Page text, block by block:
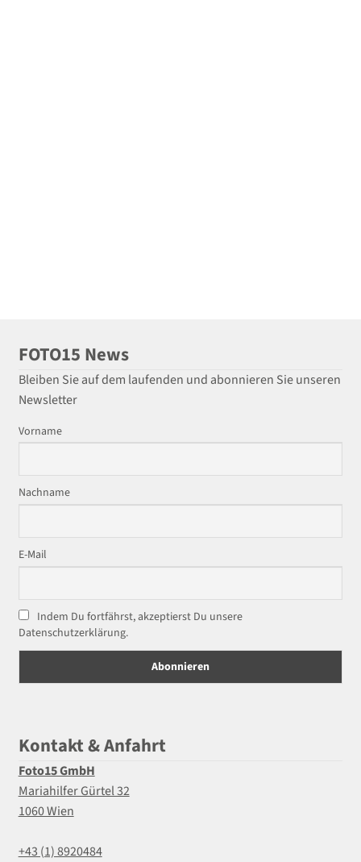
FOTO15 News
Bleiben Sie auf dem laufenden und abonnieren Sie unseren
Newsletter
Vorname
Nachname
E-Mail
Indem Du fortfährst, akzeptierst Du unsere
Datenschutzerklärung.
Kontakt & Anfahrt
Foto15 GmbH
Mariahilfer Gürtel 32
1060 Wien
+43 (1) 8920484